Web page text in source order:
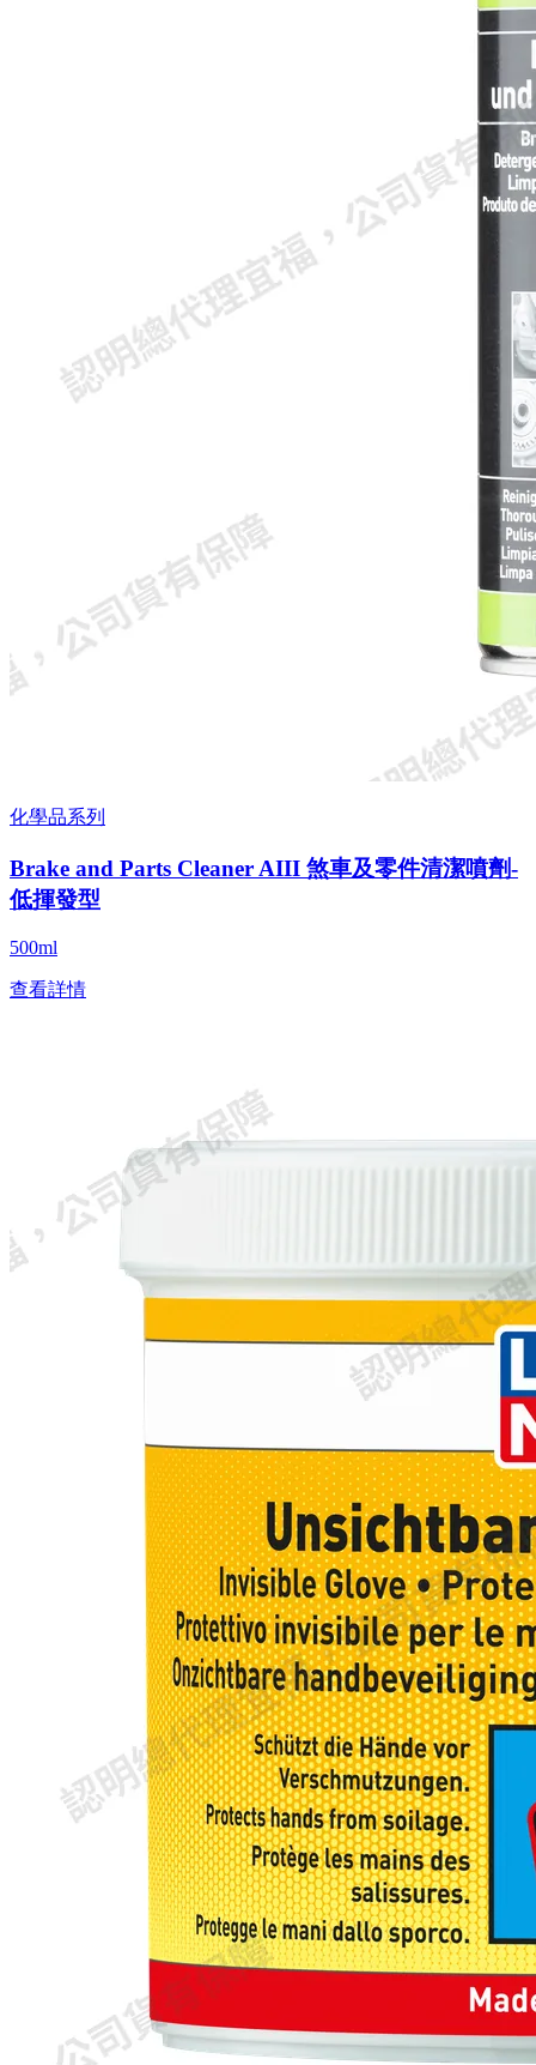
化學品系列
Brake and Parts Cleaner AIII 煞車及零件清潔噴劑-
低揮發型
500ml
查看詳情